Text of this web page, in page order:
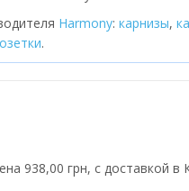
Harmony: карнизы,
.
938,00 грн, с доставкой